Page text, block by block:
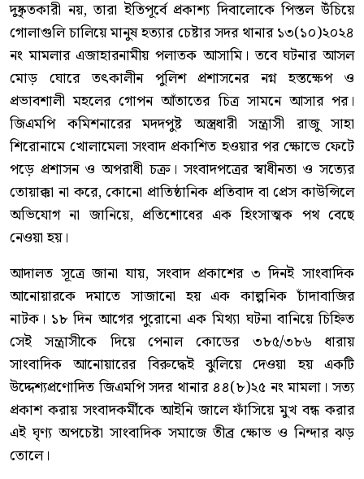
দুষ্কৃতকারী নয়, তারা ইতিপূর্বে প্রকাশ্য দিবালোকে পিস্তল উঁচিয়ে
গোলাগুলি চালিয়ে মানুষ হত্যার চেষ্টার সদর থানার ১৩(১০)২০২৪
নং মামলার এজাহারনামীয় পলাতক আসামি। তবে ঘটনার আসল
মোড় ঘোরে তৎকালীন পুলিশ প্রশাসনের নগ্ন হস্তক্ষেপ ও
প্রভাবশালী মহলের গোপন আঁতাতের চিত্র সামনে আসার পর।
জিএমপি কমিশনারের মদদপুষ্ট অস্ত্রধারী সন্ত্রাসী রাজু সাহা
শিরোনামে খোলামেলা সংবাদ প্রকাশিত হওয়ার পর ক্ষোভে ফেটে
পড়ে প্রশাসন ও অপরাধী চক্র। সংবাদপত্রের স্বাধীনতা ও সত্যের
তোয়াক্কা না করে, কোনো প্রাতিষ্ঠানিক প্রতিবাদ বা প্রেস কাউন্সিলে
অভিযোগ না জানিয়ে, প্রতিশোধের এক হিংসাত্মক পথ বেছে
নেওয়া হয়।
আদালত সূত্রে জানা যায়, সংবাদ প্রকাশের ৩ দিনই সাংবাদিক
আনোয়ারকে দমাতে সাজানো হয় এক কাল্পনিক চাঁদাবাজির
নাটক। ১৮ দিন আগের পুরোনো এক মিথ্যা ঘটনা বানিয়ে চিহ্নিত
সেই সন্ত্রাসীকে দিয়ে পেনাল কোডের ৩৮৫/৩৮৬ ধারায়
সাংবাদিক আনোয়ারের বিরুদ্ধেই ঝুলিয়ে দেওয়া হয় একটি
উদ্দেশ্যপ্রণোদিত জিএমপি সদর থানার ৪৪(৮)২৫ নং মামলা। সত্য
প্রকাশ করায় সংবাদকর্মীকে আইনি জালে ফাঁসিয়ে মুখ বন্ধ করার
এই ঘৃণ্য অপচেষ্টা সাংবাদিক সমাজে তীব্র ক্ষোভ ও নিন্দার ঝড়
তোলে।